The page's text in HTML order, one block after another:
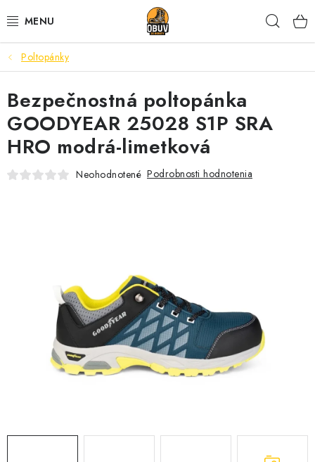
na
PRACOVNÁ A BEZPEČNOSTNÁ OBUV
VOĽNOČASOVÁ OBUV
VÝPREDAJ
VLOŽKY
BEZPEČNOSTNÉ NORMY A SYMBOLY
KONTAKT
Poltopánky
Bezpečnostná poltopánka
GOODYEAR 25028 S1P SRA
HRO modrá-limetková
Neohodnotené Podrobnosti hodnotenia